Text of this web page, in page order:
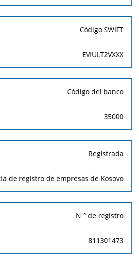
Código SWIFT
EVIULT2VXXX
Código del banco
35000
Registrada
de registro de empresas de Kosovo
N ° de registro
811301473